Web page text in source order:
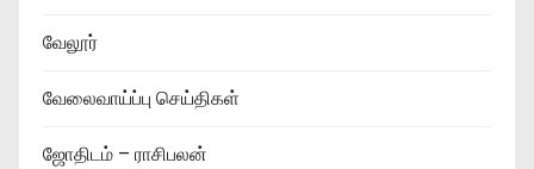
வேலூர்
வேலைவாய்ப்பு செய்திகள்
ஜோதிடம் – ராசிபலன்